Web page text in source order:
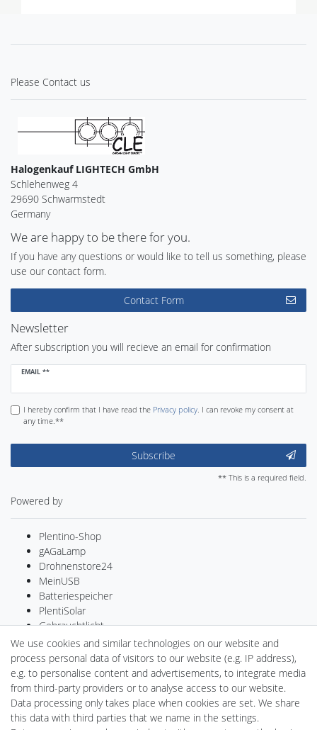
Please Contact us
Halogenkauf LIGHTECH GmbH
Schlehenweg 4
29690 Schwarmstedt
Germany
We are happy to be there for you.
If you have any questions or would like to tell us something, please
use our contact form.
Contact Form
Newsletter
After subscription you will recieve an email for confirmation
EMAIL **
Newsletter
I hereby confirm that I have read the Privacy policy. I can revoke my consent at
any time.**
Subscribe
** This is a required field.
Powered by
Plentino-Shop
gAGaLamp
Drohnenstore24
MeinUSB
Batteriespeicher
PlentiSolar
Gebrauchtlicht
Ledkauf
DEYESOLAR
Lightech Connect
CardanLight Germany
FORTIMO LEDs
LED-RETROSHOP
We use cookies and similar technologies on our website and
process personal data of visitors to our website (e.g. IP address),
e.g. to personalise content and advertisements, to integrate media
from third-party providers or to analyse access to our website.
Data processing only takes place when cookies are set. We share
this data with third parties that we name in the settings.